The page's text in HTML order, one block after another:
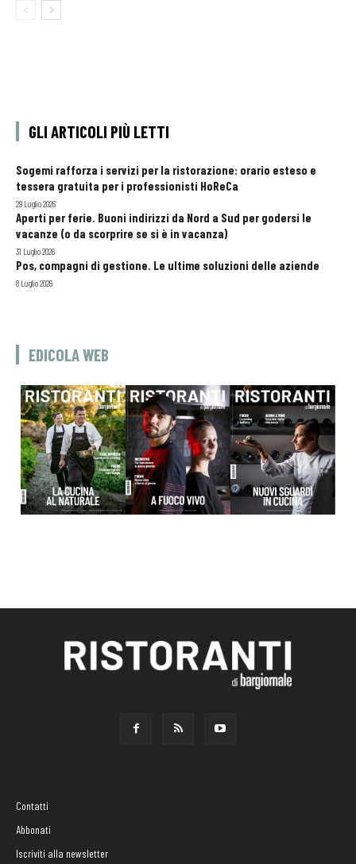
GLI ARTICOLI PIÙ LETTI
Sogemi rafforza i servizi per la ristorazione: orario esteso e
tessera gratuita per i professionisti HoReCa
29 Luglio 2026
Aperti per ferie. Buoni indirizzi da Nord a Sud per godersi le
vacanze (o da scorprire se si è in vacanza)
31 Luglio 2026
Pos, compagni di gestione. Le ultime soluzioni delle aziende
8 Luglio 2026
EDICOLA WEB
Contatti
Abbonati
Iscriviti alla newsletter